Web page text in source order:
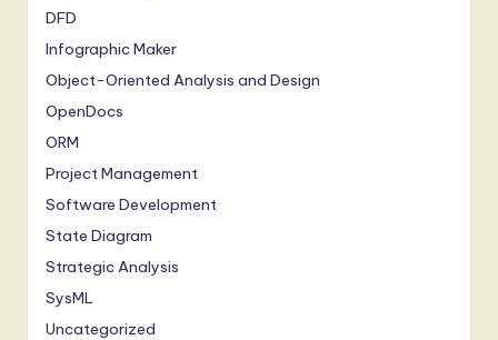
DFD
Infographic Maker
Object-Oriented Analysis and Design
OpenDocs
ORM
Project Management
Software Development
State Diagram
Strategic Analysis
SysML
Uncategorized